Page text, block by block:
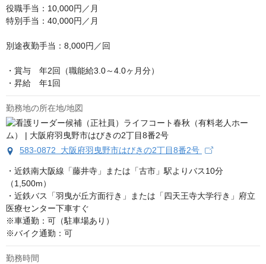
役職手当：10,000円／月
特別手当：40,000円／月
別途夜勤手当：8,000円／回
・賞与　年2回（職能給3.0～4.0ヶ月分）
・昇給　年1回
勤務地の所在地/地図
583-0872 大阪府羽曳野市はびきの2丁目8番2号
・近鉄南大阪線「藤井寺」または「古市」駅よりバス10分
（1,500m）
・近鉄バス「羽曳が丘方面行き」または「四天王寺大学行き」府立
医療センター下車すぐ
※車通勤：可（駐車場あり）
※バイク通勤：可
勤務時間